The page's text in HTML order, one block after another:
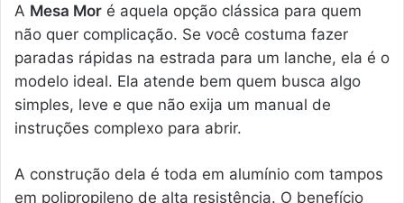
A Mesa Mor é aquela opção clássica para quem
não quer complicação. Se você costuma fazer
paradas rápidas na estrada para um lanche, ela é o
modelo ideal. Ela atende bem quem busca algo
simples, leve e que não exija um manual de
instruções complexo para abrir.
A construção dela é toda em alumínio com tampos
em polipropileno de alta resistência. O benefício